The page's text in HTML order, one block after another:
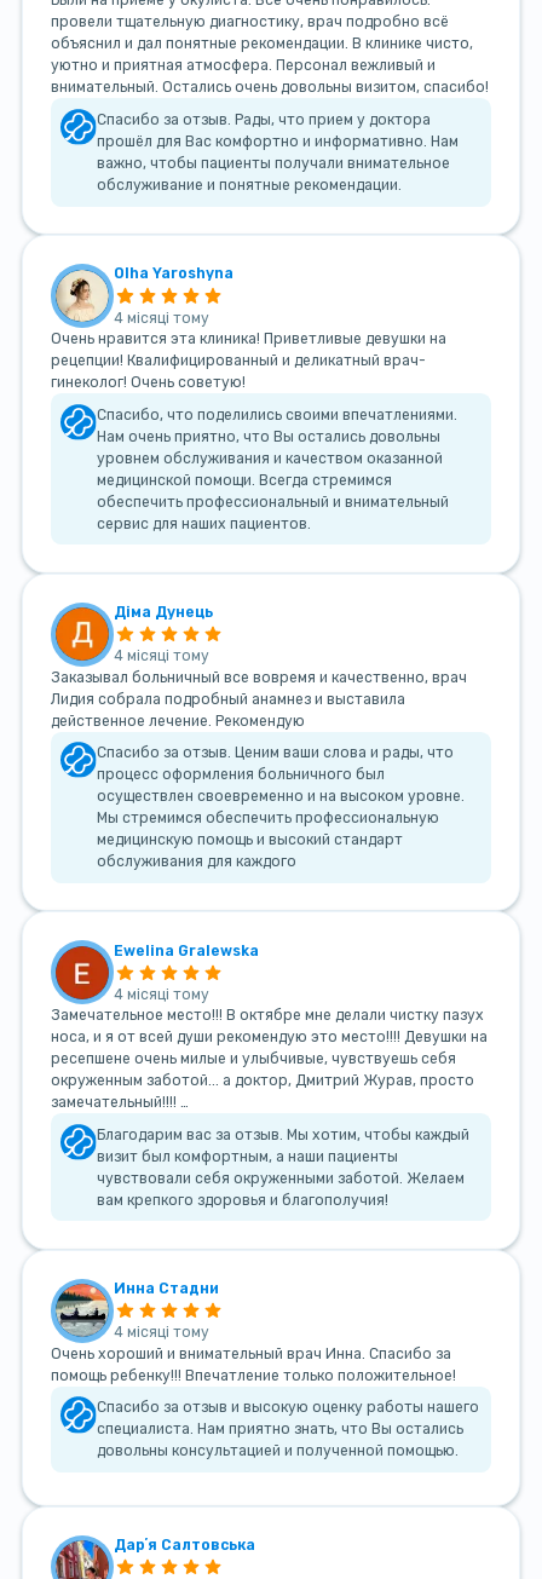
провели тщательную диагностику, врач подробно всё
объяснил и дал понятные рекомендации. В клинике чисто,
уютно и приятная атмосфера. Персонал вежливый и
внимательный. Остались очень довольны визитом, спасибо!
Спасибо за отзыв. Рады, что прием у доктора
прошёл для Вас комфортно и информативно. Нам
важно, чтобы пациенты получали внимательное
обслуживание и понятные рекомендации.
Olha Yaroshyna
4 місяці тому
Очень нравится эта клиника! Приветливые девушки на
рецепции! Квалифицированный и деликатный врач-
гинеколог! Очень советую!
Спасибо, что поделились своими впечатлениями.
Нам очень приятно, что Вы остались довольны
уровнем обслуживания и качеством оказанной
медицинской помощи. Всегда стремимся
обеспечить профессиональный и внимательный
сервис для наших пациентов.
Діма Дунець
4 місяці тому
Заказывал больничный все вовремя и качественно, врач
Лидия собрала подробный анамнез и выставила
действенное лечение. Рекомендую
Спасибо за отзыв. Ценим ваши слова и рады, что
процесс оформления больничного был
осуществлен своевременно и на высоком уровне.
Мы стремимся обеспечить профессиональную
медицинскую помощь и высокий стандарт
обслуживания для каждого
Ewelina Gralewska
4 місяці тому
Замечательное место!!! В октябре мне делали чистку пазух
носа, и я от всей души рекомендую это место!!!! Девушки на
ресепшене очень милые и улыбчивые, чувствуешь себя
окруженным заботой... а доктор, Дмитрий Журав, просто
замечательный!!!! …
Благодарим вас за отзыв. Мы хотим, чтобы каждый
визит был комфортным, а наши пациенты
чувствовали себя окруженными заботой. Желаем
вам крепкого здоровья и благополучия!
Инна Стадни
4 місяці тому
Очень хороший и внимательный врач Инна. Спасибо за
помощь ребенку!!! Впечатление только положительное!
Спасибо за отзыв и высокую оценку работы нашего
специалиста. Нам приятно знать, что Вы остались
довольны консультацией и полученной помощью.
Дарʼя Салтовська